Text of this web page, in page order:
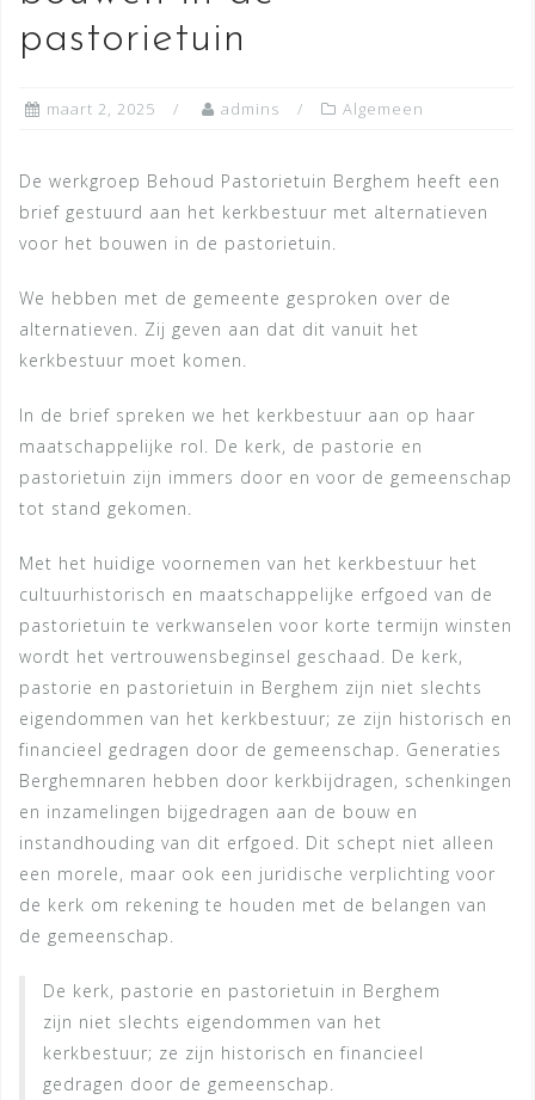
pastorietuin
maart 2, 2025 admins Algemeen
De werkgroep Behoud Pastorietuin Berghem heeft een
brief gestuurd aan het kerkbestuur met alternatieven
voor het bouwen in de pastorietuin.
We hebben met de gemeente gesproken over de
alternatieven. Zij geven aan dat dit vanuit het
kerkbestuur moet komen.
In de brief spreken we het kerkbestuur aan op haar
maatschappelijke rol. De kerk, de pastorie en
pastorietuin zijn immers door en voor de gemeenschap
tot stand gekomen.
Met het huidige voornemen van het kerkbestuur het
cultuurhistorisch en maatschappelijke erfgoed van de
pastorietuin te verkwanselen voor korte termijn winsten
wordt het vertrouwensbeginsel geschaad. De kerk,
pastorie en pastorietuin in Berghem zijn niet slechts
eigendommen van het kerkbestuur; ze zijn historisch en
financieel gedragen door de gemeenschap. Generaties
Berghemnaren hebben door kerkbijdragen, schenkingen
en inzamelingen bijgedragen aan de bouw en
instandhouding van dit erfgoed. Dit schept niet alleen
een morele, maar ook een juridische verplichting voor
de kerk om rekening te houden met de belangen van
de gemeenschap.
De kerk, pastorie en pastorietuin in Berghem
zijn niet slechts eigendommen van het
kerkbestuur; ze zijn historisch en financieel
gedragen door de gemeenschap.